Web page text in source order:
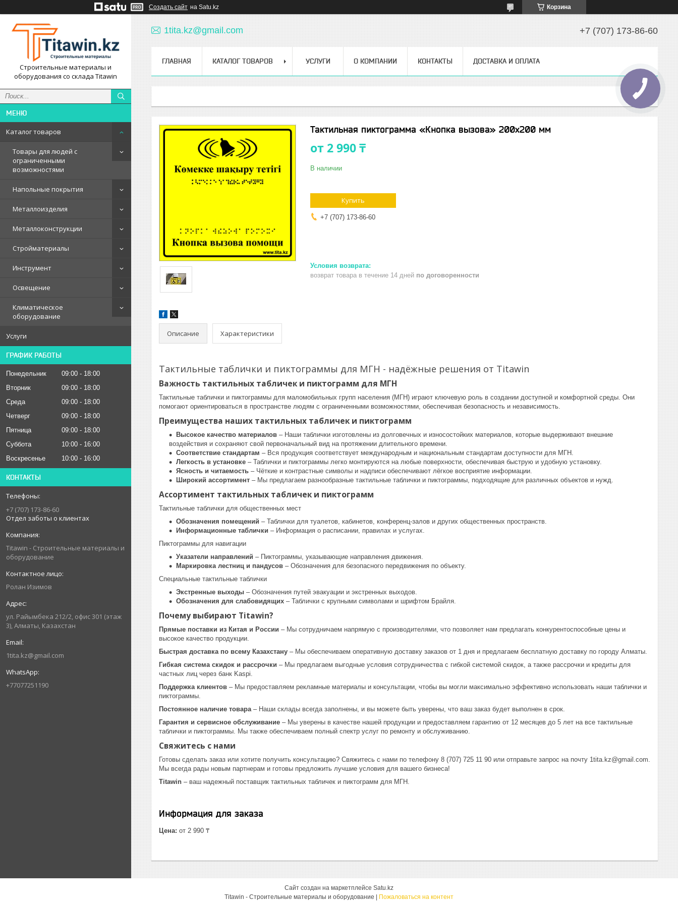
Создать сайт на Satu.kz Корзина
Строительные материалы и
оборудования со склада Titawin
Каталог товаров
Товары для людей с
ограниченными
возможностями
Напольные покрытия
Металлоизделия
Металлоконструкции
Стройматериалы
Инструмент
Освещение
Климатическое
оборудование
Услуги
ГРАФИК РАБОТЫ
Понедельник 09:00
18:00
Вторник
09:00
18:00
Среда
09:00
18:00
Четверг
09:00
18:00
Пятница
09:00
18:00
Суббота
10:00
16:00
Воскресенье
10:00 16:00
КОНТАКТЫ
+7 (707) 173-86-60
Отдел заботы о клиентах
Titawin - Строительные материалы и
оборудование
Ролан Изимов
ул. Райымбека 212/2, офис 301 (этаж
3), Алматы, Казахстан
1tita.kz@gmail.com
+77077251190
1tita.kz@gmail.com +7 (707) 173-86-60
ГЛАВНАЯ КАТАЛОГ ТОВАРОВ УСЛУГИ О КОМПАНИИ КОНТАКТЫ ДОСТАВКА И ОПЛАТА
Тактильная пиктограмма «Кнопка вызова» 200х200 мм
от 2 990 ₸
В наличии
Купить
+7 (707) 173-86-60
возврат товара в течение 14 дней по договоренности
Описание Характеристики
Тактильные таблички и пиктограммы для МГН - надёжные решения от Titawin
Важность тактильных табличек и пиктограмм для МГН
Тактильные таблички и пиктограммы для маломобильных групп населения (МГН) играют ключевую роль в создании доступной и комфортной среды. Они
помогают ориентироваться в пространстве людям с ограниченными возможностями, обеспечивая безопасность и независимость.
Преимущества наших тактильных табличек и пиктограмм
Высокое качество материалов – Наши таблички изготовлены из долговечных и износостойких материалов, которые выдерживают внешние
воздействия и сохраняют свой первоначальный вид на протяжении длительного времени.
Соответствие стандартам – Вся продукция соответствует международным и национальным стандартам доступности для МГН.
Легкость в установке – Таблички и пиктограммы легко монтируются на любые поверхности, обеспечивая быструю и удобную установку.
Ясность и читаемость – Чёткие и контрастные символы и надписи обеспечивают лёгкое восприятие информации.
Широкий ассортимент – Мы предлагаем разнообразные тактильные таблички и пиктограммы, подходящие для различных объектов и нужд.
Ассортимент тактильных табличек и пиктограмм
Тактильные таблички для общественных мест
Обозначения помещений – Таблички для туалетов, кабинетов, конференц-залов и других общественных пространств.
Информационные таблички – Информация о расписании, правилах и услугах.
Пиктограммы для навигации
Указатели направлений – Пиктограммы, указывающие направления движения.
Маркировка лестниц и пандусов – Обозначения для безопасного передвижения по объекту.
Специальные тактильные таблички
Экстренные выходы – Обозначения путей эвакуации и экстренных выходов.
Обозначения для слабовидящих – Таблички с крупными символами и шрифтом Брайля.
Почему выбирают Titawin?
Прямые поставки из Китая и России – Мы сотрудничаем напрямую с производителями, что позволяет нам предлагать конкурентоспособные цены и
высокое качество продукции.
Быстрая доставка по всему Казахстану – Мы обеспечиваем оперативную доставку заказов от 1 дня и предлагаем бесплатную доставку по городу Алматы.
Гибкая система скидок и рассрочки – Мы предлагаем выгодные условия сотрудничества с гибкой системой скидок, а также рассрочки и кредиты для
частных лиц через банк Kaspi.
Поддержка клиентов – Мы предоставляем рекламные материалы и консультации, чтобы вы могли максимально эффективно использовать наши таблички и
пиктограммы.
Постоянное наличие товара– Наши склады всегда заполнены, и вы можете быть уверены, что ваш заказ будет выполнен в срок.
Гарантия и сервисное обслуживание – Мы уверены в качестве нашей продукции и предоставляем гарантию от 12 месяцев до 5 лет на все тактильные
таблички и пиктограммы. Мы также обеспечиваем полный спектр услуг по ремонту и обслуживанию.
Свяжитесь с нами
Готовы сделать заказ или хотите получить консультацию? Свяжитесь с нами по телефону 8 (707) 725 11 90 или отправьте запрос на почту 1tita.kz@gmail.com.
Мы всегда рады новым партнерам и готовы предложить лучшие условия для вашего бизнеса!
Titawin – ваш надежный поставщик тактильных табличек и пиктограмм для МГН.
Информация для заказа
Цена: от 2 990 ₸
Сайт создан на маркетплейсе Satu.kz
Пожаловаться на контент